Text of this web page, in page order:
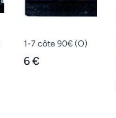
1-7 côte 90€(O)
6 €